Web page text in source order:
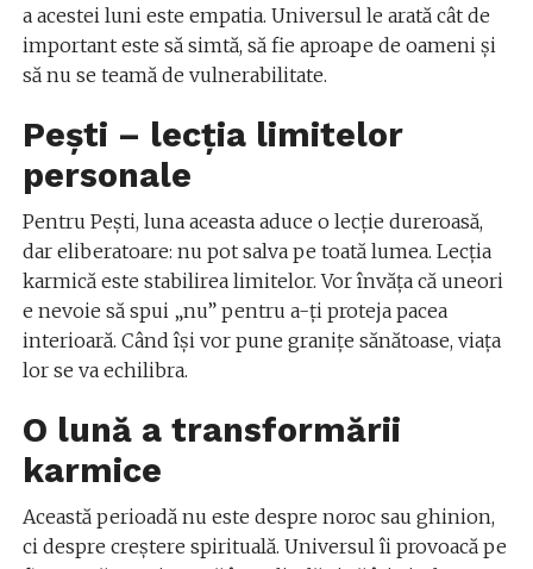
a acestei luni este empatia. Universul le arată cât de
important este să simtă, să fie aproape de oameni și
să nu se teamă de vulnerabilitate.
Pești – lecția limitelor
personale
Pentru Pești, luna aceasta aduce o lecție dureroasă,
dar eliberatoare: nu pot salva pe toată lumea. Lecția
karmică este stabilirea limitelor. Vor învăța că uneori
e nevoie să spui „nu” pentru a-ți proteja pacea
interioară. Când își vor pune granițe sănătoase, viața
lor se va echilibra.
O lună a transformării
karmice
Această perioadă nu este despre noroc sau ghinion,
ci despre creștere spirituală. Universul îi provoacă pe